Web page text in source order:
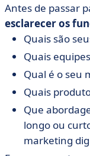
Antes de passar
esclarecer os
Quais são
Quais
Qual é o seu
Quais
Que
longo ou
marketing